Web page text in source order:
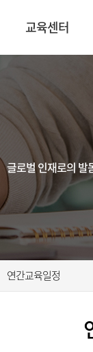
교육센터
글로벌 인재로의 발
연간교육일정